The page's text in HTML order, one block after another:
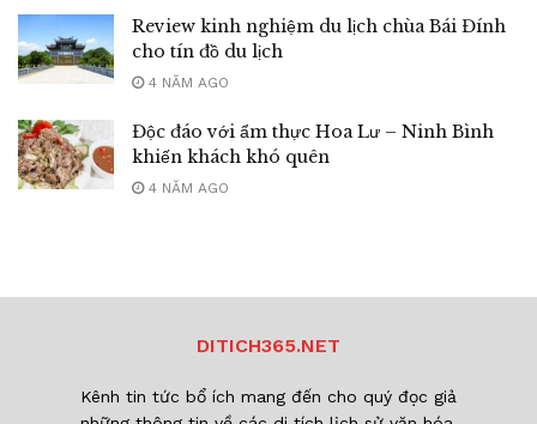
Review kinh nghiệm du lịch chùa Bái Đính
cho tín đồ du lịch
4 NĂM AGO
Độc đáo với ẩm thực Hoa Lư – Ninh Bình
khiến khách khó quên
4 NĂM AGO
DITICH365.NET
Kênh tin tức bổ ích mang đến cho quý đọc giả